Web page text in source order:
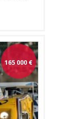
165 000€